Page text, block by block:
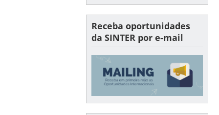
Receba oportunidades
da SINTER por e-mail